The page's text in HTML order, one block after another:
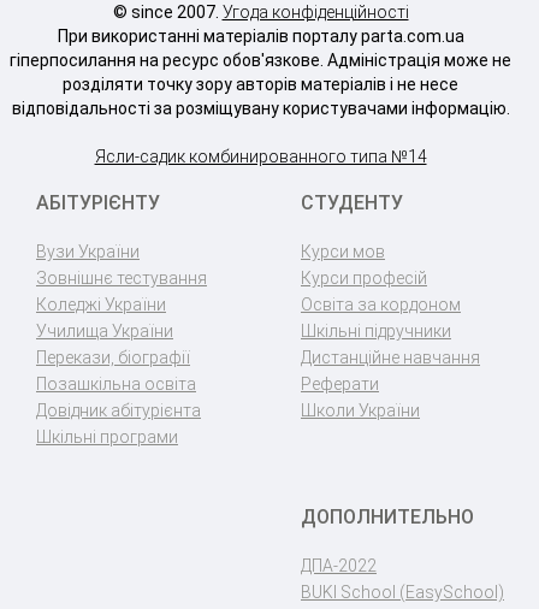
© since 2007. Угода конфіденційності
При використанні матеріалів порталу parta.com.ua
гіперпосилання на ресурс обов'язкове. Адміністрація може не
розділяти точку зору авторів матеріалів і не несе
відповідальності за розміщувану користувачами інформацію.
Ясли-садик комбинированного типа №14
АБІТУРІЄНТУ
Вузи України
Зовнішнє тестування
Коледжі України
Училища України
Перекази, біографії
Позашкільна освіта
Довідник абітурієнта
Шкільні програми
СТУДЕНТУ
Курси мов
Курси професій
Освіта за кордоном
Шкільні підручники
Дистанційне навчання
Реферати
Школи України
ДОПОЛНИТЕЛЬНО
ДПА-2022
BUKI School (EasySchool)